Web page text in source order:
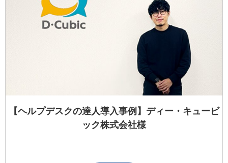
【ヘルプデスクの達人導入事例】ディー・キュービ
ック株式会社様